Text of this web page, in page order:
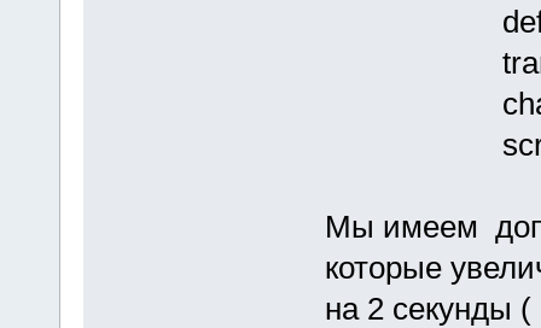
Мы имеем
которые
на 2 секунды (